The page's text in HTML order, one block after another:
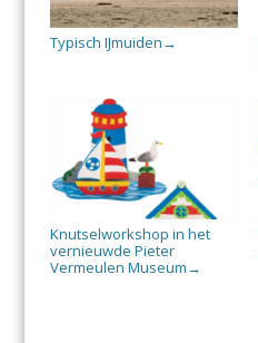
Typisch IJmuiden →
Knutselworkshop in het
vernieuwde Pieter
Vermeulen Museum →